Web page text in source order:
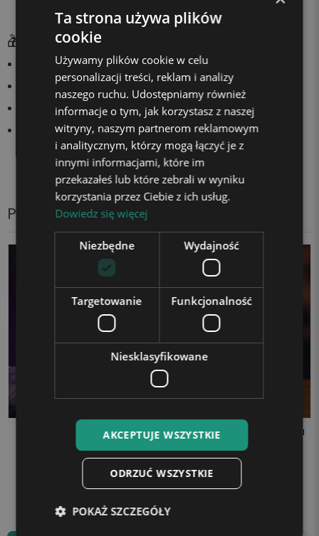
🎁 Dlaczego warto?
elegancki, nowoczesny wygląd
modna kolorystyka (złoto + biel)
duży, widoczny format
idealny do zdjęć i dekoracji
Produkty z tej samej kategorii
Lampka LED 3D Komunia
Święta Księga dla
Dziewczynki
99,90 zł
Dodaj do koszyka
Pierwsza Komunia Święta
Prezent Pamiątka Ramka
LED Maryja
99,90 zł
Dodaj do koszyka
Ta strona używa plików
cookie
Używamy plików cookie w celu
personalizacji treści, reklam i analizy
naszego ruchu. Udostępniamy również
informacje o tym, jak korzystasz z naszej
witryny, naszym partnerom reklamowym
i analitycznym, którzy mogą łączyć je z
innymi informacjami, które im
przekazałeś lub które zebrali w wyniku
korzystania przez Ciebie z ich usług.
Dowiedz się więcej
Niezbędne Wydajność
Targetowanie Funkcjonalność
Niesklasyfikowane
AKCEPTUJE WSZYSTKIE
ODRZUĆ WSZYSTKIE
POKAŻ SZCZEGÓŁY